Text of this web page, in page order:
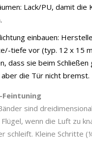
Lack/PU, damit die
einbauen:
tiefe vor (typ. 12 x 15
dass sie beim Schließen
die Tür nicht bremst.
Feintuning
sind
Flügel, wenn die Luft zu
schleift. Kleine Schritte